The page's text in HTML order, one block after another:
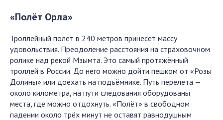
«Полёт Орла»
Троллейный полёт в 240 метров принесёт массу
удовольствия. Преодоление расстояния на страховочном
ролике над рекой Мзымта. Это самый протяжённый
троллей в России. До него можно дойти пешком от «Розы
Долины» или доехать на подъёмнике. Путь перелета —
около километра, на пути следования оборудованы
места, где можно отдохнуть. «Полёт» в свободном
падении около трёх минут не оставят равнодушным